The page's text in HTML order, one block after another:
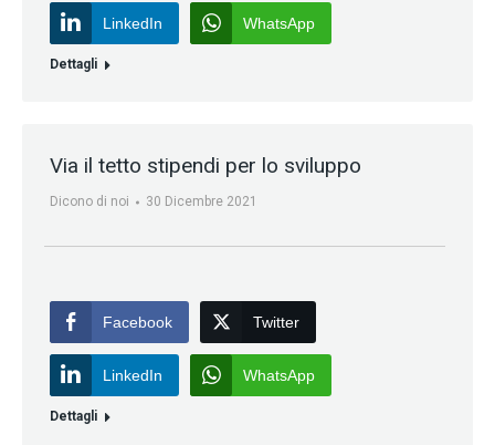
LinkedIn WhatsApp
Dettagli
Via il tetto stipendi per lo sviluppo
Dicono di noi 30 Dicembre 2021
Facebook Twitter
LinkedIn WhatsApp
Dettagli